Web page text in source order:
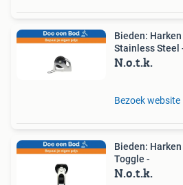
Bieden:
Stainless Steel
N.o.t.k.
Bezoek website
Bieden:
Toggle -
N.o.t.k.